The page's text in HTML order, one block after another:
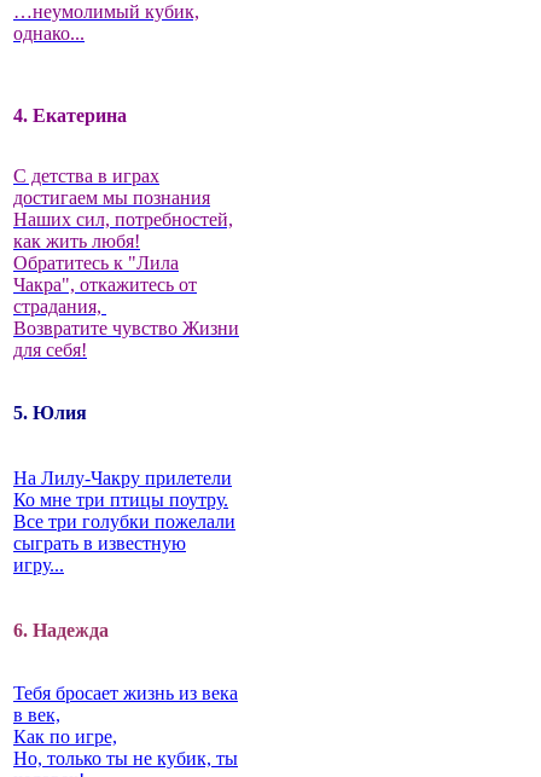
…неумолимый кубик,
однако...
4. Екатерина
С детства в играх
достигаем мы познания
Наших сил, потребностей,
как жить любя!
Обратитесь к "Лила
Чакра", откажитесь от
страдания,
Возвратите чувство Жизни
для себя!
5. Юлия
На Лилу-Чакру прилетели
Ко мне три птицы поутру.
Все три голубки пожелали
сыграть в известную
игру...
6. Надежда
Тебя бросает жизнь из века
в век,
Как по игре,
Но, только ты не кубик, ты